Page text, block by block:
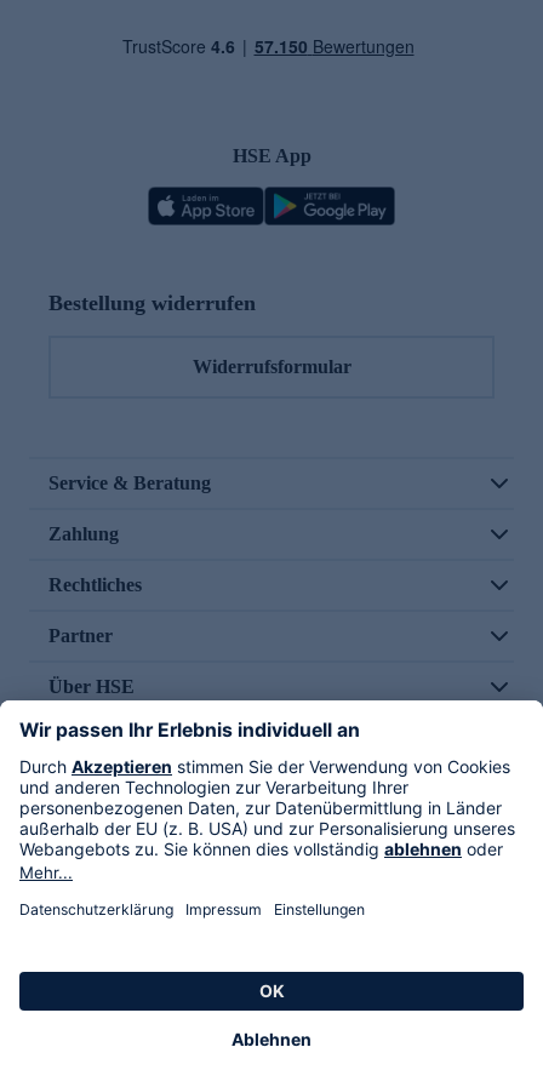
HSE App
Bestellung widerrufen
Widerrufsformular
Service & Beratung
Zahlung
Rechtliches
Partner
Über HSE
Im TV
HSE International